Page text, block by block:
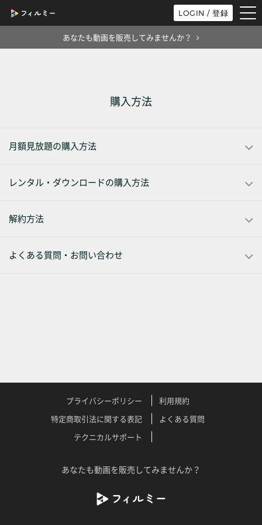
LOGIN / 登録
あなたも動画を販売してみませんか？
購入方法
月額見放題の購入方法
レンタル・ダウンロードの購入方法
解約方法
よくある質問・お問い合わせ
プライバシーポリシー
利用規約
特定商取引法に関する表記
よくある質問
テクニカルサポート
あなたも動画を販売してみませんか？